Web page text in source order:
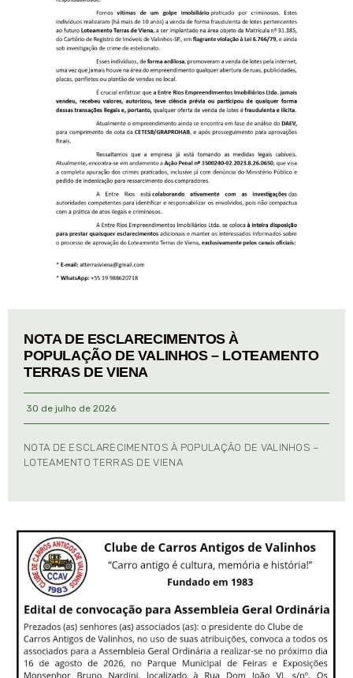
NOTA DE ESCLARECIMENTOS À
POPULAÇÃO DE VALINHOS – LOTEAMENTO
TERRAS DE VIENA
30 de julho de 2026
NOTA DE ESCLARECIMENTOS À POPULAÇÃO DE VALINHOS –
LOTEAMENTO TERRAS DE VIENA